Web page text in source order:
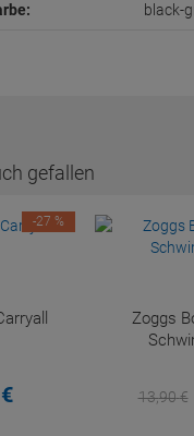
black-
gefallen
€
-27 %
Zoggs
13,90€